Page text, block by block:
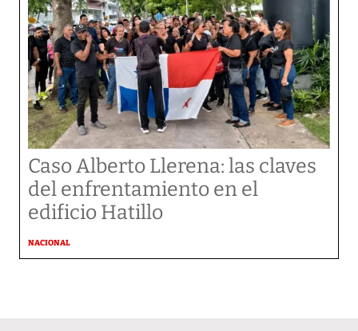
Caso Alberto Llerena: las claves
del enfrentamiento en el
edificio Hatillo
NACIONAL